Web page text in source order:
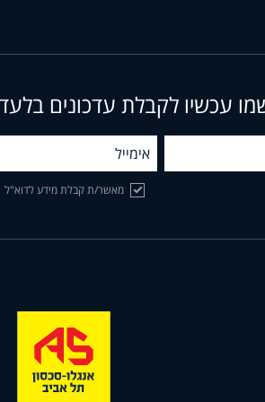
עכשיו לקבלת עדכונים
מאשר/ת קבלת מידע לדוא"ל